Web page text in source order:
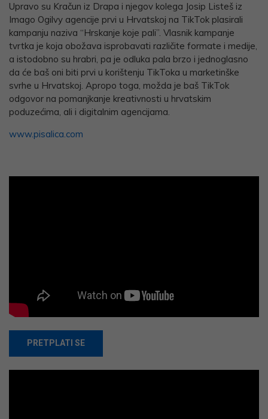
Upravo su Kračun iz Drapa i njegov kolega Josip Listeš iz
Imago Ogilvy agencije prvi u Hrvatskoj na TikTok plasirali
kampanju naziva “Hrskanje koje pali”. Vlasnik kampanje
tvrtka je koja obožava isprobavati različite formate i medije,
a istodobno su hrabri, pa je odluka pala brzo i jednoglasno
da će baš oni biti prvi u korištenju TikToka u marketinške
svrhe u Hrvatskoj. Apropo toga, možda je baš TikTok
odgovor na pomanjkanje kreativnosti u hrvatskim
poduzećima, ali i digitalnim agencijama.
www.pisalica.com
PRETPLATI SE